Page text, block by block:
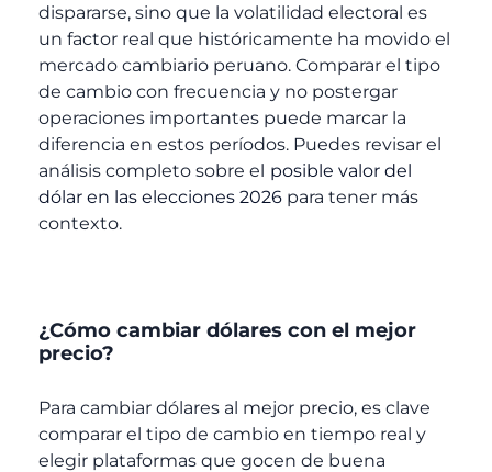
dispararse, sino que la volatilidad electoral es
un factor real que históricamente ha movido el
mercado cambiario peruano. Comparar el tipo
de cambio con frecuencia y no postergar
operaciones importantes puede marcar la
diferencia en estos períodos. Puedes revisar el
análisis completo sobre el posible valor del
dólar en las elecciones 2026 para tener más
contexto.
¿Cómo cambiar dólares con el mejor
precio?
Para cambiar dólares al mejor precio, es clave
comparar el tipo de cambio en tiempo real y
elegir plataformas que gocen de buena